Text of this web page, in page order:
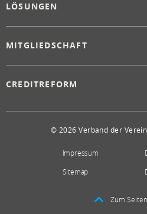
LÖSUNGEN
MITGLIEDSCHAFT
CREDITREFORM
© 2026 Verband der
Impressum
Sitemap
Zum